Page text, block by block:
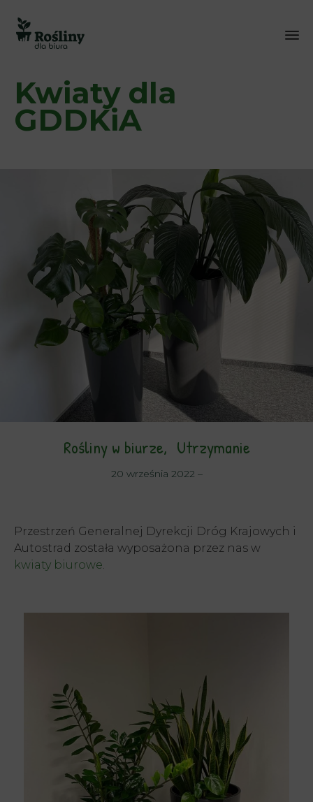
Kwiaty dla
GDDKiA
Rośliny w biurze Utrzymanie
20 września 2022 –
Przestrzeń Generalnej Dyrekcji Dróg Krajowych i
Autostrad została wyposażona przez nas w
kwiaty biurowe.